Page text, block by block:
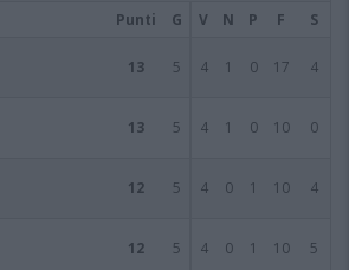
Punti G V N P F S
13 5 4 1 0 17 4
13 5 4 1 0 10 0
12 5 4 0 1 10 4
12 5 4 0 1 10 5